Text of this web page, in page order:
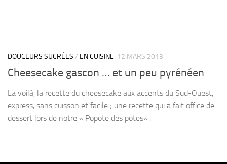
DOUCEURS SUCRÉES / EN CUISINE 12 MARS 2013
Cheesecake gascon … et un peu pyrénéen
La voilà, la recette du cheesecake aux accents du Sud-Ouest,
express, sans cuisson et facile ; une recette qui a fait office de
dessert lors de notre « Popote des potes« .